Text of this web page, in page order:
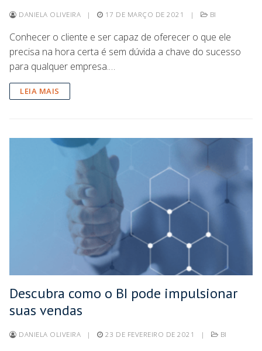
DANIELA OLIVEIRA | 17 DE MARÇO DE 2021 | BI
Conhecer o cliente e ser capaz de oferecer o que ele
precisa na hora certa é sem dúvida a chave do sucesso
para qualquer empresa.…
LEIA MAIS
Descubra como o BI pode impulsionar
suas vendas
DANIELA OLIVEIRA | 23 DE FEVEREIRO DE 2021 | BI